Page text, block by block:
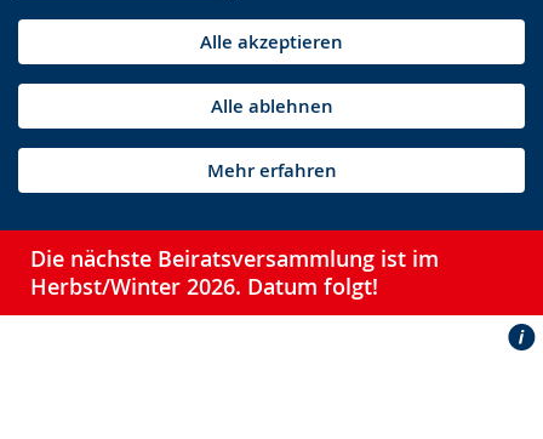
Alle akzeptieren
Alle ablehnen
Mehr erfahren
Die nächste Beiratsversammlung ist im
Herbst/Winter 2026. Datum folgt!